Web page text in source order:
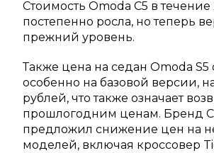
Стоимость Omoda C5 в течение
постепенно росла, но теперь
прежний уровень.
Также цена на седан Omoda S5
особенно на базовой версии,
рублей, что также означает
прошлогодним ценам. Бренд
предложил снижение цен на
моделей, включая кроссовер